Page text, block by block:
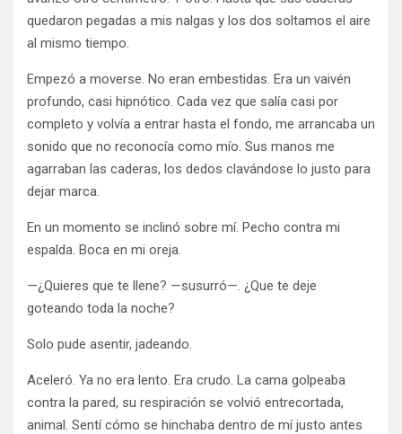
quedaron pegadas a mis nalgas y los dos soltamos el aire
al mismo tiempo.
Empezó a moverse. No eran embestidas. Era un vaivén
profundo, casi hipnótico. Cada vez que salía casi por
completo y volvía a entrar hasta el fondo, me arrancaba un
sonido que no reconocía como mío. Sus manos me
agarraban las caderas, los dedos clavándose lo justo para
dejar marca.
En un momento se inclinó sobre mí. Pecho contra mi
espalda. Boca en mi oreja.
—¿Quieres que te llene? —susurró—. ¿Que te deje
goteando toda la noche?
Solo pude asentir, jadeando.
Aceleró. Ya no era lento. Era crudo. La cama golpeaba
contra la pared, su respiración se volvió entrecortada,
animal. Sentí cómo se hinchaba dentro de mí justo antes